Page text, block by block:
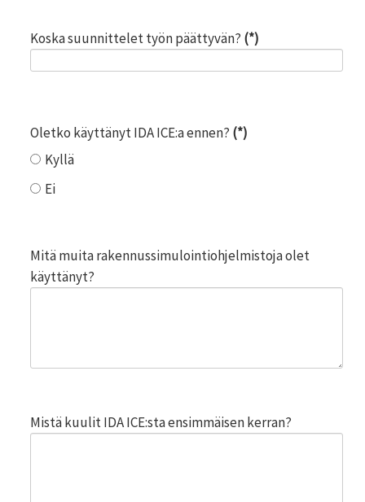
Koska suunnittelet työn päättyvän? (*)
Oletko käyttänyt IDA ICE:a ennen? (*)
Kyllä
Ei
Mitä muita rakennussimulointiohjelmistoja olet
käyttänyt?
Mistä kuulit IDA ICE:sta ensimmäisen kerran?